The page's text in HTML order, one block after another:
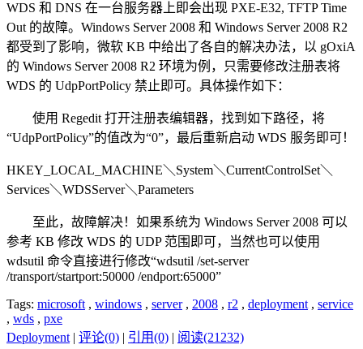
WDS 和 DNS 在一台服务器上即会出现 PXE-E32, TFTP Time
Out 的故障。Windows Server 2008 和 Windows Server 2008 R2
都受到了影响，微软 KB 中给出了各自的解决办法，以 gOxiA
的 Windows Server 2008 R2 环境为例，只需要修改注册表将
WDS 的 UdpPortPolicy 禁止即可。具体操作如下：
使用 Regedit 打开注册表编辑器，找到如下路径，将
“UdpPortPolicy”的值改为“0”，最后重新启动 WDS 服务即可！
HKEY_LOCAL_MACHINE＼System＼CurrentControlSet＼
Services＼WDSServer＼Parameters
至此，故障解决！如果系统为 Windows Server 2008 可以
参考 KB 修改 WDS 的 UDP 范围即可，当然也可以使用
wdsutil 命令直接进行修改“wdsutil /set-server
/transport/startport:50000 /endport:65000”
Tags: microsoft, windows , server, 2008 , r2 , deployment, service
, wds , pxe
Deployment| 评论(0) | 引用(0) | 阅读(21232)